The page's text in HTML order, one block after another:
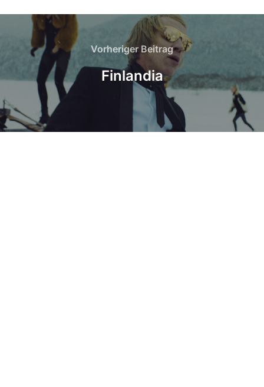
Beitragsnavigation
Vorheriger
Beitrag
Vorheriger Beitrag
Finlandia